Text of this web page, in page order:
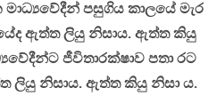
පසුගිය කාලයේ මැර
ඇත්ත ලියු නිසාය. ඇත්ත කියු
ජීවිතාරක්ෂාව පතා රට
ලියු නිසාය. ඇත්ත කියු නිසා ය.